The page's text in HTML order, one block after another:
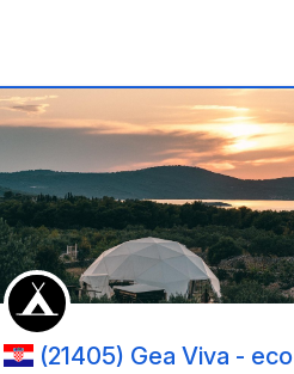
(21405) Gea Viva - eco